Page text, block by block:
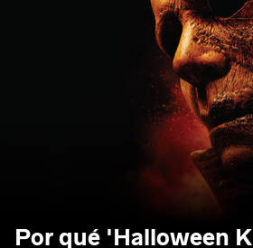
Por qué 'Halloween